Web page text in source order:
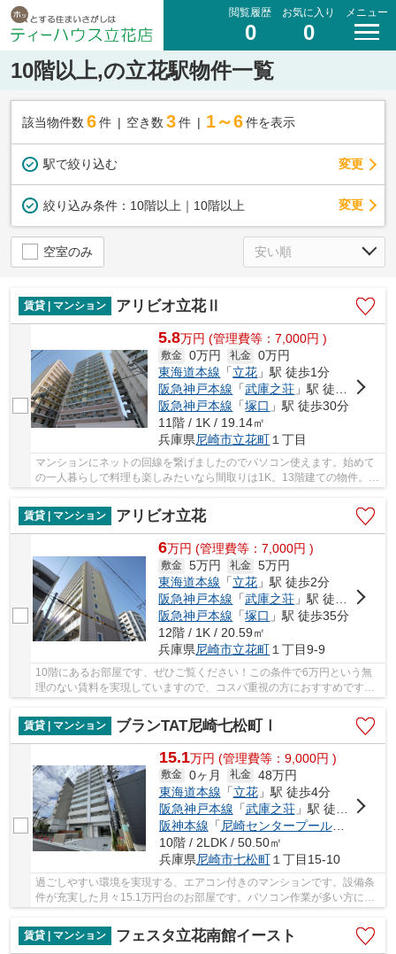
閲覧履歴
0
お気に入り
0
メニュー
10階以上,の立花駅物件一覧
該当物件数 6件 空き数 3 件 1～6 件を表示
駅で絞り込む 変更
絞り込み条件： 10階以上｜10階以上 変更
空室のみ
賃貸 | マンション アリビオ立花Ⅱ
5.8万円 (管理費等：7,000円 )
敷金 0万円 礼金 0万円
東海道本線 「立花 」駅 徒歩1分
阪急神戸本線 「武庫之荘 」駅 徒歩25分
阪急神戸本線 「塚口 」駅 徒歩30分
11階 / 1K / 19.14㎡
兵庫県尼崎市立花町１丁目
マンションにネットの回線を繋げましたのでパソコン使えます。始めて
の一人暮らしで料理も楽しみたいなら間取りは1K。13階建ての物件。毎
賃貸 | マンション
アリビオ立花
6万円 (管理費等：7,000円 )
敷金 5万円 礼金 5万円
東海道本線 「立花 」駅 徒歩2分
阪急神戸本線 「武庫之荘 」駅 徒歩26分
阪急神戸本線 「塚口 」駅 徒歩35分
12階 / 1K / 20.59㎡
兵庫県尼崎市立花町 １丁目9-9
10階にあるお部屋です、ぜひご覧ください！この条件で6万円という無
理のない賃料を実現していますので、コスパ重視の方におすすめです！
賃貸 | マンション
ブランTAT尼崎七松町Ⅰ
15.1万円 (管理費等：9,000円 )
敷金 0ヶ月 礼金 48万円
東海道本線 「立花」駅 徒歩4分
阪急神戸本線 「武庫之荘」駅 徒歩31分
阪神本線 「 尼崎センタープール前
10階 / 2LDK / 50.50㎡
兵庫県尼崎市七松町１丁目15-10
過ごしやすい環境を実現する、エアコン付きのマンションです。設備条
件が充実した月々15.1万円台のお部屋です。パソコン作業が多い方には
賃貸 | マンション
フェスタ立花南館イースト